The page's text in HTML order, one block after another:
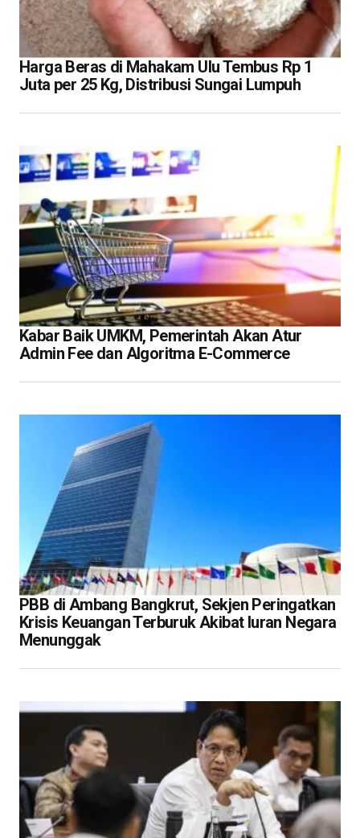
Harga Beras di Mahakam Ulu Tembus Rp 1
Juta per 25 Kg, Distribusi Sungai Lumpuh
Kabar Baik UMKM, Pemerintah Akan Atur
Admin Fee dan Algoritma E-Commerce
PBB di Ambang Bangkrut, Sekjen Peringatkan
Krisis Keuangan Terburuk Akibat Iuran Negara
Menunggak